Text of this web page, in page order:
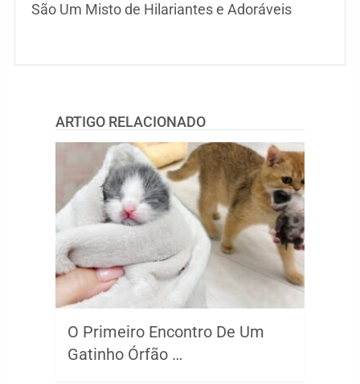
São Um Misto de Hilariantes e Adoráveis
ARTIGO RELACIONADO
O Primeiro Encontro De Um
Gatinho Órfão …